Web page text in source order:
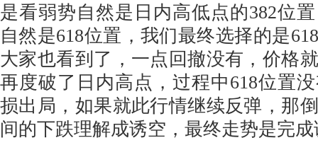
是看弱势自然是日内高低点的382位
自然是618位置，我们最终选择的是
大家也看到了，一点回撤没有，价格
再度破了日内高点，过程中618位置
损出局，如果就此行情继续反弹，那
间的下跌理解成诱空，最终走势是完